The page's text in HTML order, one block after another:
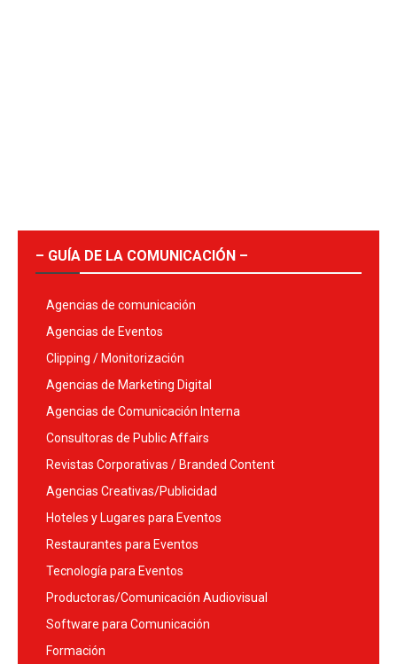
– GUÍA DE LA COMUNICACIÓN –
Agencias de comunicación
Agencias de Eventos
Clipping / Monitorización
Agencias de Marketing Digital
Agencias de Comunicación Interna
Consultoras de Public Affairs
Revistas Corporativas / Branded Content
Agencias Creativas/Publicidad
Hoteles y Lugares para Eventos
Restaurantes para Eventos
Tecnología para Eventos
Productoras/Comunicación Audiovisual
Software para Comunicación
Formación